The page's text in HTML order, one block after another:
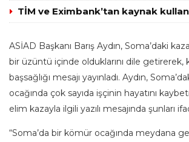
TİM ve Eximbank’tan kaynak
ASİAD Başkanı Barış Aydın, Soma’daki
bir üzüntü içinde olduklarını dile getirerek,
başsağlığı mesajı yayınladı. Aydın,
ocağında çok sayıda işçinin hayatını
elim kazayla ilgili yazılı mesajında şunları
“Soma’da bir kömür ocağında meydana